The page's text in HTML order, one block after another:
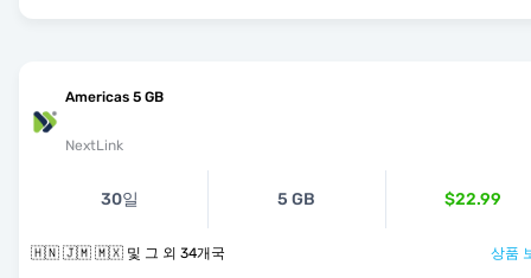
Americas 5 GB
NextLink
30일 5 GB $22.99
🇭🇳 🇯🇲 🇲🇽 및 그 외 34개국 상품